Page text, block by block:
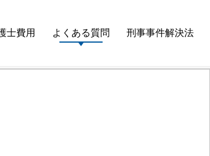
士費用 よくある質問 刑事事件解決法